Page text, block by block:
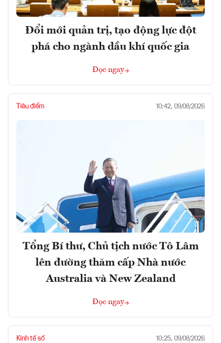
Đổi mới quản trị, tạo động lực đột
phá cho ngành dầu khí quốc gia
Đọc ngay
Tiêu điểm 10:42, 09/08/2026
Tổng Bí thư, Chủ tịch nước Tô Lâm
lên đường thăm cấp Nhà nước
Australia và New Zealand
Đọc ngay
Kinh tế số 10:25, 09/08/2026